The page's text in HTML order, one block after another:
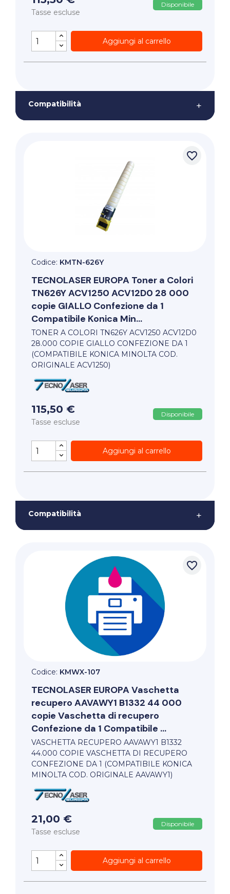
Tasse escluse
Disponibile
Aggiungi al carrello
Compatibilità +
favorite_border
Codice: KMTN-626Y
TECNOLASER EUROPA Toner a Colori
TN626Y ACV1250 ACV12D0 28 000
copie GIALLO Confezione da 1
Compatibile Konica Min...
TONER A COLORI TN626Y ACV1250 ACV12D0
28.000 COPIE GIALLO CONFEZIONE DA 1
(COMPATIBILE KONICA MINOLTA COD.
ORIGINALE ACV1250)
115,50 €
Tasse escluse
Disponibile
Aggiungi al carrello
Compatibilità +
favorite_border
Codice: KMWX-107
TECNOLASER EUROPAVaschetta
recupero AAVAWY1 B1332 44 000
copie Vaschetta di recupero
Confezione da 1 Compatibile ...
VASCHETTA RECUPERO AAVAWY1 B1332
44.000 COPIE VASCHETTA DI RECUPERO
CONFEZIONE DA 1 (COMPATIBILE KONICA
MINOLTA COD. ORIGINALE AAVAWY1)
21,00 €
Tasse escluse
Disponibile
Aggiungi al carrello